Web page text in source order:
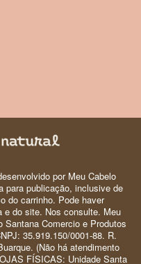
por Meu Cabelo
para publicação, inclusive de
do carrinho. Pode haver
e do site. Nos consulte. Meu
Santana Comercio e Produtos
35.919.150/0001-88. R.
(Não há atendimento
FÍSICAS: Unidade Santa